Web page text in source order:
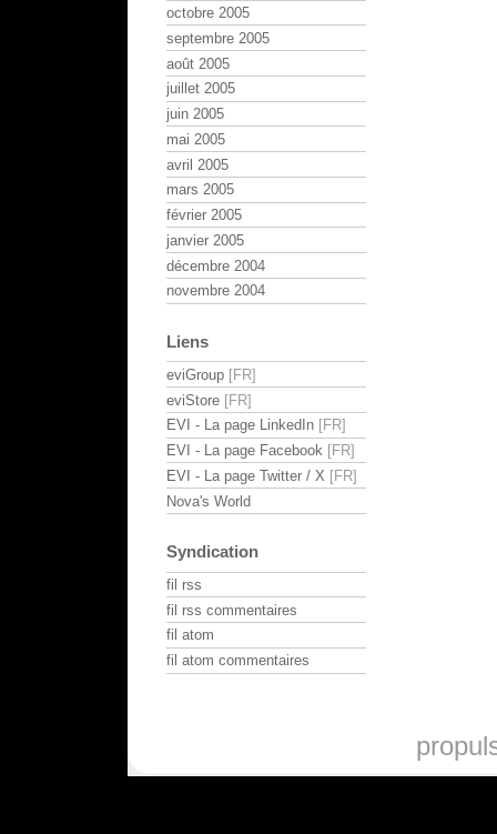
octobre 2005
septembre 2005
août 2005
juillet 2005
juin 2005
mai 2005
avril 2005
mars 2005
février 2005
janvier 2005
décembre 2004
novembre 2004
Liens
eviGroup
eviStore
EVI - La page LinkedIn
EVI - La page Facebook
EVI - La page Twitter / X
Nova's World
Syndication
fil rss
fil rss commentaires
fil atom
fil atom commentaires